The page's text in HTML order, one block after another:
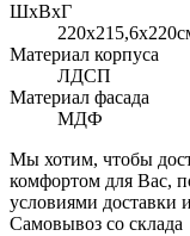
ШхВхГ
Материал корпуса
ЛДСП
Материал фасада
МДФ
Мы хотим, чтобы
комфортом для Вас,
условиями доставки
Самовывоз со склада